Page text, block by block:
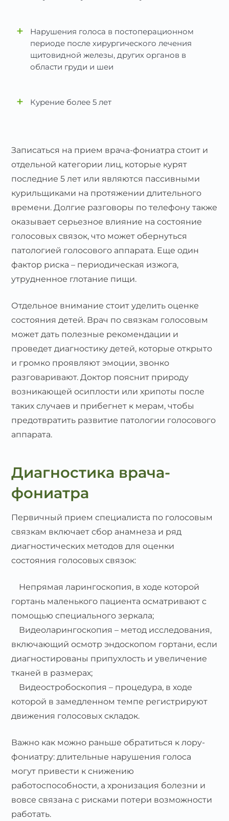
+
Нарушения голоса в постоперационном
периоде после хирургического лечения
щитовидной железы, других органов в
области груди и шеи
+ Курение более 5 лет
Записаться на прием врача-фониатра стоит и
отдельной категории лиц, которые курят
последние 5 лет или являются пассивными
курильщиками на протяжении длительного
времени. Долгие разговоры по телефону также
оказывает серьезное влияние на состояние
голосовых связок, что может обернуться
патологией голосового аппарата. Еще один
фактор риска – периодическая изжога,
утрудненное глотание пищи.
Отдельное внимание стоит уделить оценке
состояния детей. Врач по связкам голосовым
может дать полезные рекомендации и
проведет диагностику детей, которые открыто
и громко проявляют эмоции, звонко
разговаривают. Доктор пояснит природу
возникающей осиплости или хрипоты после
таких случаев и прибегнет к мерам, чтобы
предотвратить развитие патологии голосового
аппарата.
Диагностика врача-
фониатра
Первичный прием специалиста по голосовым
связкам включает сбор анамнеза и ряд
диагностических методов для оценки
состояния голосовых связок:
Непрямая ларингоскопия, в ходе которой
гортань маленького пациента осматривают с
помощью специального зеркала;
Видеоларингоскопия – метод исследования,
включающий осмотр эндоскопом гортани, если
диагностированы припухлость и увеличение
тканей в размерах;
Видеостробоскопия – процедура, в ходе
которой в замедленном темпе регистрируют
движения голосовых складок.
Важно как можно раньше обратиться к лору-
фониатру: длительные нарушения голоса
могут привести к снижению
работоспособности, а хронизация болезни и
вовсе связана с рисками потери возможности
работать.